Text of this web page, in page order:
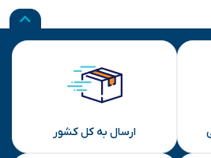
ارسال به کل کشور